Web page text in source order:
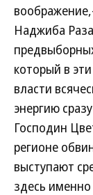
Наджиба
который в
власти
энергию
Господин
регионе
выступают
здесь